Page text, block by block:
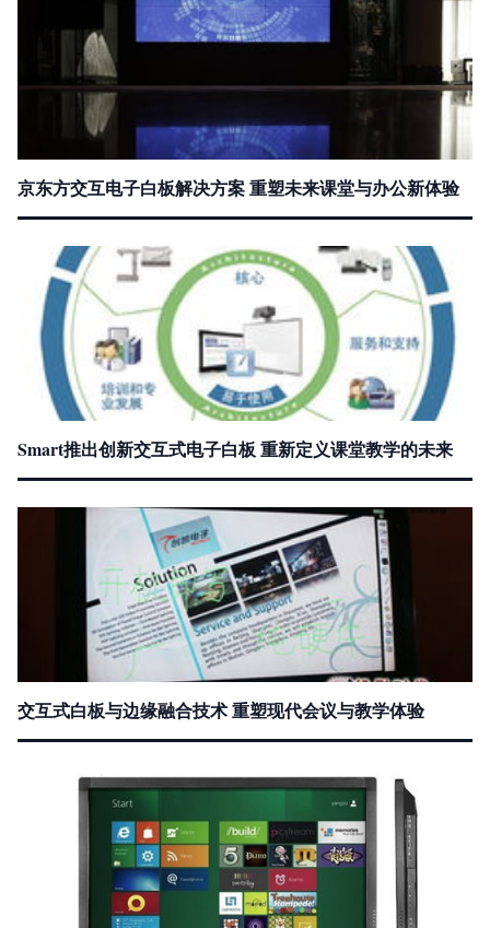
京东方交互电子白板解决方案 重塑未来课堂与办公新体验
Smart推出创新交互式电子白板 重新定义课堂教学的未来
交互式白板与边缘融合技术 重塑现代会议与教学体验